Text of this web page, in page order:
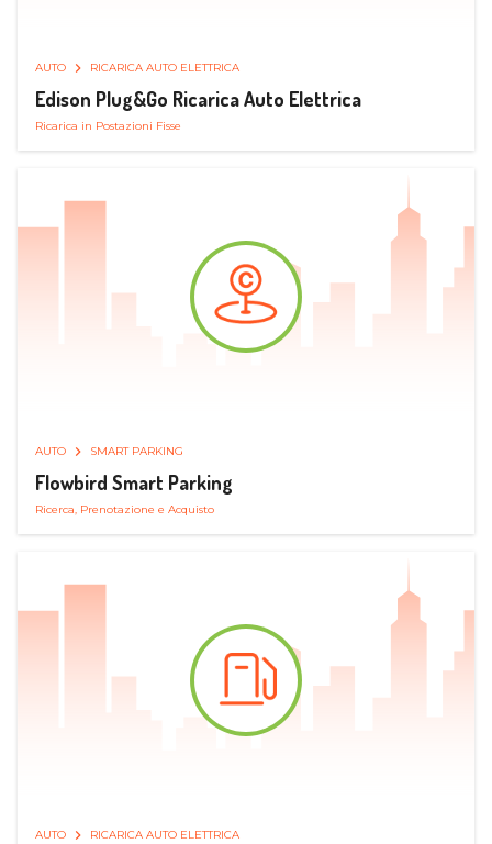
AUTO RICARICA AUTO ELETTRICA
Edison Plug&Go Ricarica Auto Elettrica
Ricarica in Postazioni Fisse
AUTO SMART PARKING
Flowbird Smart Parking
Ricerca, Prenotazione e Acquisto
AUTO RICARICA AUTO ELETTRICA